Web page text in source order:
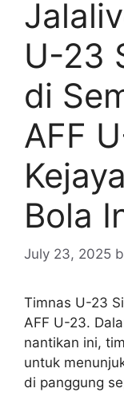
U-23
di
AFF
Bola
July 23, 2025
Timnas U-23
AFF U-23.
nantikan ini,
untuk
di panggung